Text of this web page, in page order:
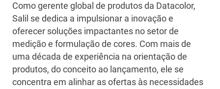
Como gerente global de produtos da Datacolor,
Salil se dedica a impulsionar a inovação e
oferecer soluções impactantes no setor de
medição e formulação de cores. Com mais de
uma década de experiência na orientação de
produtos, do conceito ao lançamento, ele se
concentra em alinhar as ofertas às necessidades